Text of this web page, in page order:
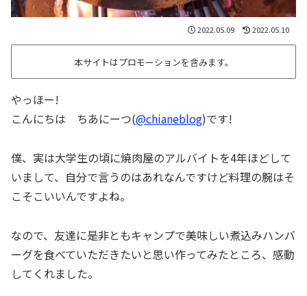
2022.05.09 2022.05.10
本サイトはプロモーションを含みます。
やっほー!
こんにちは ちあにーつ(@chianeblog)です!
僕、実は大学生の頃に焼肉屋のアルバイトを4年ほどして
いまして、自分で言うのはあれなんですけど料理の腕はそ
こそこいいんですよね。
なので、友達に是非ともキャンプで美味しい煮込みハンバ
ーグを食べていただきたいと思い作ってみたところ、感動
してくれました。